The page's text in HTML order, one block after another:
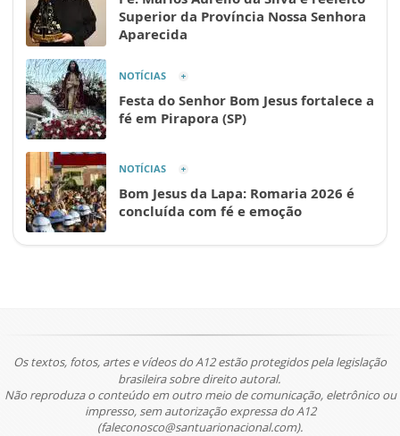
Superior da Província Nossa Senhora
Aparecida
NOTÍCIAS
Festa do Senhor Bom Jesus fortalece a
fé em Pirapora (SP)
NOTÍCIAS
Bom Jesus da Lapa: Romaria 2026 é
concluída com fé e emoção
Os textos, fotos, artes e vídeos do A12 estão protegidos pela legislação
brasileira sobre direito autoral.
Não reproduza o conteúdo em outro meio de comunicação, eletrônico ou
impresso, sem autorização expressa do A12
(faleconosco@santuarionacional.com).